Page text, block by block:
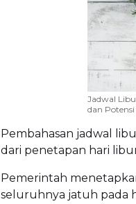
Jadwal
dan
Pembahasan jadwal
dari penetapan hari
Pemerintah
seluruhnya jatuh pada